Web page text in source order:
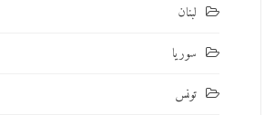
لبنان
سوريا
تونس